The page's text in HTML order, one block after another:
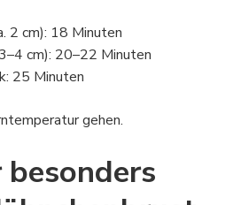
2 cm): 18 Minuten
cm): 20–22 Minuten
25 Minuten
gehen.